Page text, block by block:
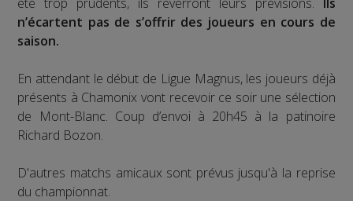
n’écartent pas de s’offrir des joueurs en cours de
saison.
En attendant le début de Ligue Magnus, les joueurs déjà
présents à Chamonix vont recevoir ce soir une sélection
de Mont-Blanc. Coup d’envoi à 20h45 à la patinoire
Richard Bozon.
D'autres matchs amicaux sont prévus jusqu'à la reprise
du championnat.